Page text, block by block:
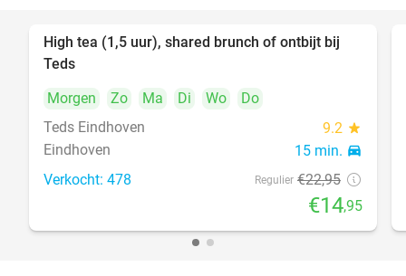
35%
High tea (1,5 uur), shared brunch of ontbijt bij
Teds
Morgen
Zo Ma Di Wo
Do
Teds Eindhoven
9.2 star
Eindhoven 15 min. directions_car
Verkocht: 478 Regulier €22,95
€14,95